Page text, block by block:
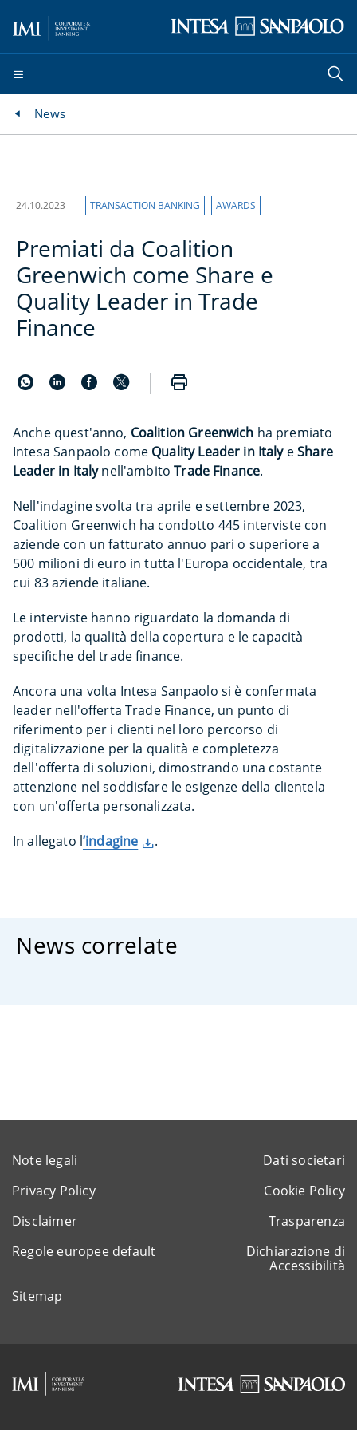
News
24.10.2023 TRANSACTION BANKING AWARDS
Premiati da Coalition
Greenwich come Share e
Quality Leader in Trade
Finance
Anche quest'anno, Coalition Greenwich ha premiato
Intesa Sanpaolo come Quality Leader in ItalyeShare
Leader in Italynell'ambitoTrade Finance.
Nell'indagine svolta tra aprile e settembre 2023,
Coalition Greenwich ha condotto 445 interviste con
aziende con un fatturato annuo pari o superiore a
500 milioni di euro in tutta l'Europa occidentale, tra
cui 83 aziende italiane.
Le interviste hanno riguardato la domanda di
prodotti, la qualità della copertura e le capacità
specifiche del trade finance.
Ancora una volta Intesa Sanpaolo si è confermata
leader nell'offerta Trade Finance, un punto di
riferimento per i clienti nel loro percorso di
digitalizzazione per la qualità e completezza
dell'offerta di soluzioni, dimostrando una costante
attenzione nel soddisfare le esigenze della clientela
con un'offerta personalizzata.
In allegato l’indagine .
News correlate
Note legali
Dati societari
Privacy Policy
Cookie Policy
Disclaimer
Trasparenza
Regole europee default
Dichiarazione di
Accessibilità
Sitemap